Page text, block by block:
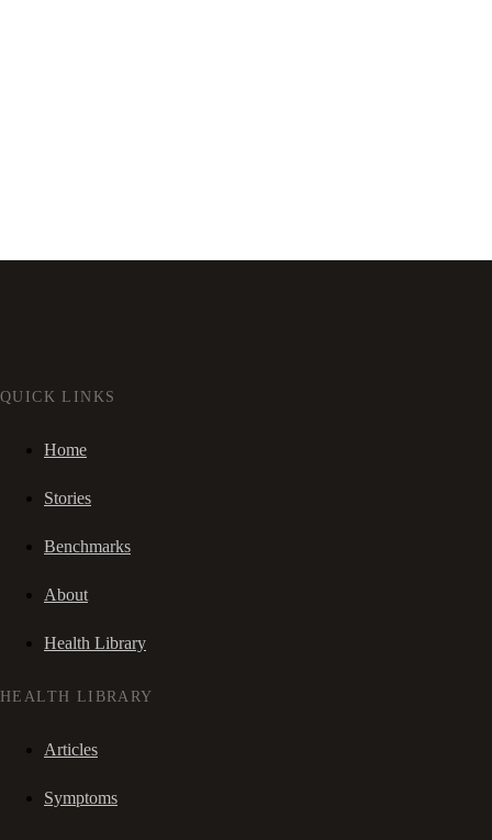
QUICK LINKS
Home
Stories
Benchmarks
About
Health Library
HEALTH LIBRARY
Articles
Symptoms